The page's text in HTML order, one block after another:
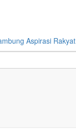
Aspirasi Rakyat